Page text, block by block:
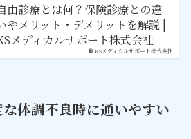
KSメディカルサポート株式会社
由診療とは何？保険診療との違
やメリット・デメリットを解説 |
メディカルサポート株式会社
体調不良時に通いやすい